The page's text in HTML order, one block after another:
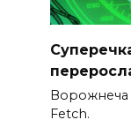
Ворожнеча
Fetch.